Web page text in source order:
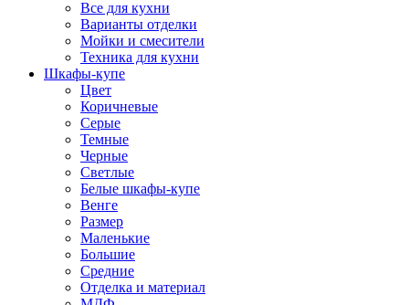
Все для кухни
Варианты отделки
Мойки и смесители
Техника для кухни
Шкафы-купе
Цвет
Коричневые
Серые
Темные
Черные
Светлые
Белые шкафы-купе
Венге
Размер
Маленькие
Большие
Средние
Отделка и материал